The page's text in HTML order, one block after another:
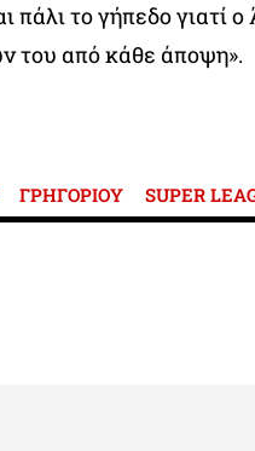
πάλι το γήπεδο γιατί
του από κάθε άποψη».
ΓΡΗΓΟΡΙΟΥ SUPER